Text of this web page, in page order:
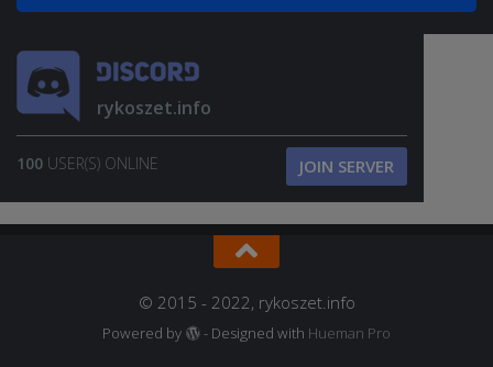
rykoszet.info
100 USER(S) ONLINE JOIN SERVER
© 2015 - 2022, rykoszet.info
Powered by - Designed with Hueman Pro